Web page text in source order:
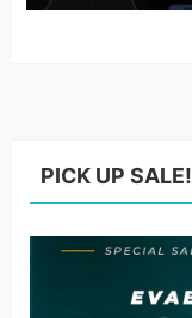
PICK UP SALE!